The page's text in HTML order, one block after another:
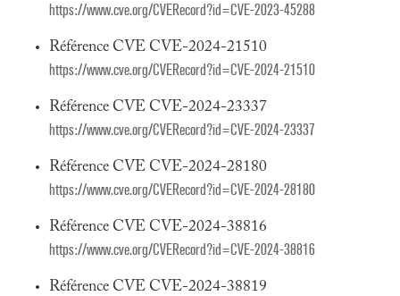
https://www.cve.org/CVERecord?id=CVE-2023-45288
Référence CVE CVE-2024-21510
https://www.cve.org/CVERecord?id=CVE-2024-21510
Référence CVE CVE-2024-23337
https://www.cve.org/CVERecord?id=CVE-2024-23337
Référence CVE CVE-2024-28180
https://www.cve.org/CVERecord?id=CVE-2024-28180
Référence CVE CVE-2024-38816
https://www.cve.org/CVERecord?id=CVE-2024-38816
Référence CVE CVE-2024-38819